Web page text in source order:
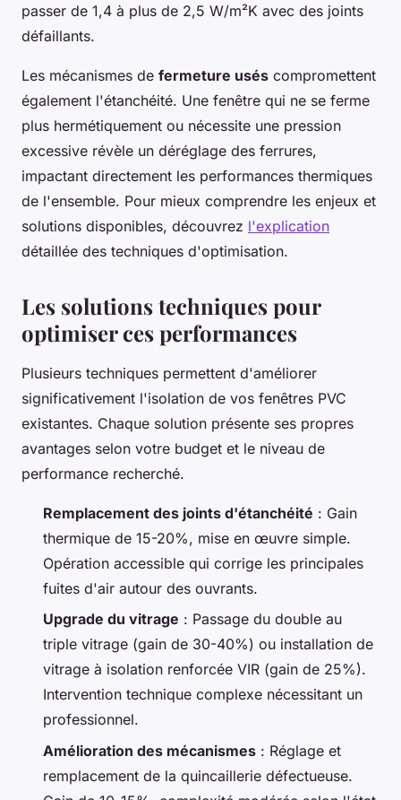
passer de 1,4 à plus de 2,5 W/m²K avec des joints
défaillants.
Les mécanismes de fermeture usés compromettent
également l'étanchéité. Une fenêtre qui ne se ferme
plus hermétiquement ou nécessite une pression
excessive révèle un déréglage des ferrures,
impactant directement les performances thermiques
de l'ensemble. Pour mieux comprendre les enjeux et
solutions disponibles, découvrez l'explication
détaillée des techniques d'optimisation.
Les solutions techniques pour
optimiser ces performances
Plusieurs techniques permettent d'améliorer
significativement l'isolation de vos fenêtres PVC
existantes. Chaque solution présente ses propres
avantages selon votre budget et le niveau de
performance recherché.
Remplacement des joints d'étanchéité : Gain
thermique de 15-20%, mise en œuvre simple.
Opération accessible qui corrige les principales
fuites d'air autour des ouvrants.
Upgrade du vitrage : Passage du double au
triple vitrage (gain de 30-40%) ou installation de
vitrage à isolation renforcée VIR (gain de 25%).
Intervention technique complexe nécessitant un
professionnel.
Amélioration des mécanismes : Réglage et
remplacement de la quincaillerie défectueuse.